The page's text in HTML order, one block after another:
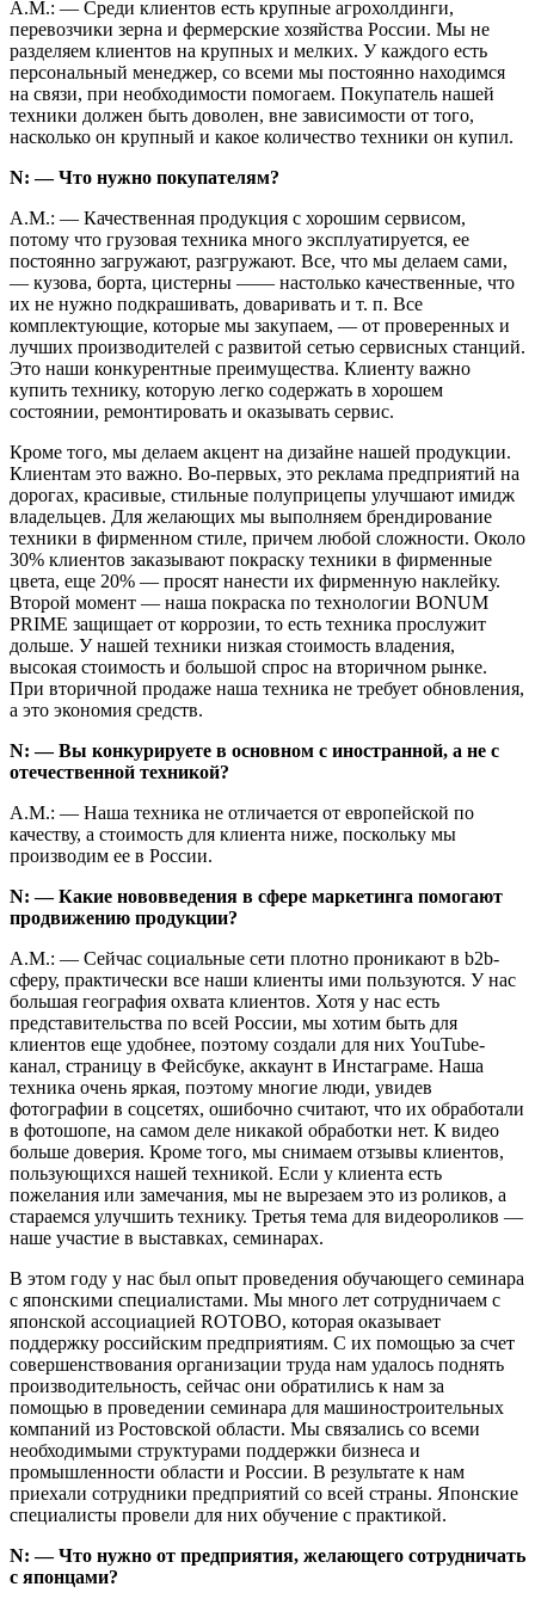
А.М.: — Среди клиентов есть крупные агрохолдинги,
перевозчики зерна и фермерские хозяйства России. Мы не
разделяем клиентов на крупных и мелких. У каждого есть
персональный менеджер, со всеми мы постоянно находимся
на связи, при необходимости помогаем. Покупатель нашей
техники должен быть доволен, вне зависимости от того,
насколько он крупный и какое количество техники он купил.
N: — Что нужно покупателям?
А.М.: — Качественная продукция с хорошим сервисом,
потому что грузовая техника много эксплуатируется, ее
постоянно загружают, разгружают. Все, что мы делаем сами,
— кузова, борта, цистерны —— настолько качественные, что
их не нужно подкрашивать, доваривать и т. п. Все
комплектующие, которые мы закупаем, — от проверенных и
лучших производителей с развитой сетью сервисных станций.
Это наши конкурентные преимущества. Клиенту важно
купить технику, которую легко содержать в хорошем
состоянии, ремонтировать и оказывать сервис.
Кроме того, мы делаем акцент на дизайне нашей продукции.
Клиентам это важно. Во-первых, это реклама предприятий на
дорогах, красивые, стильные полуприцепы улучшают имидж
владельцев. Для желающих мы выполняем брендирование
техники в фирменном стиле, причем любой сложности. Около
30% клиентов заказывают покраску техники в фирменные
цвета, еще 20% — просят нанести их фирменную наклейку.
Второй момент — наша покраска по технологии BONUM
PRIME защищает от коррозии, то есть техника прослужит
дольше. У нашей техники низкая стоимость владения,
высокая стоимость и большой спрос на вторичном рынке.
При вторичной продаже наша техника не требует обновления,
а это экономия средств.
N: — Вы конкурируете в основном с иностранной, а не с
отечественной техникой?
А.М.: — Наша техника не отличается от европейской по
качеству, а стоимость для клиента ниже, поскольку мы
производим ее в России.
N: — Какие нововведения в сфере маркетинга помогают
продвижению продукции?
А.М.: — Сейчас социальные сети плотно проникают в b2b-
сферу, практически все наши клиенты ими пользуются. У нас
большая география охвата клиентов. Хотя у нас есть
представительства по всей России, мы хотим быть для
клиентов еще удобнее, поэтому создали для них YouTube-
канал, страницу в Фейсбуке, аккаунт в Инстаграме. Наша
техника очень яркая, поэтому многие люди, увидев
фотографии в соцсетях, ошибочно считают, что их обработали
в фотошопе, на самом деле никакой обработки нет. К видео
больше доверия. Кроме того, мы снимаем отзывы клиентов,
пользующихся нашей техникой. Если у клиента есть
пожелания или замечания, мы не вырезаем это из роликов, а
стараемся улучшить технику. Третья тема для видеороликов —
наше участие в выставках, семинарах.
В этом году у нас был опыт проведения обучающего семинара
с японскими специалистами. Мы много лет сотрудничаем с
японской ассоциацией ROTOBO, которая оказывает
поддержку российским предприятиям. С их помощью за счет
совершенствования организации труда нам удалось поднять
производительность, сейчас они обратились к нам за
помощью в проведении семинара для машиностроительных
компаний из Ростовской области. Мы связались со всеми
необходимыми структурами поддержки бизнеса и
промышленности области и России. В результате к нам
приехали сотрудники предприятий со всей страны. Японские
специалисты провели для них обучение с практикой.
N: — Что нужно от предприятия, желающего сотрудничать
с японцами?